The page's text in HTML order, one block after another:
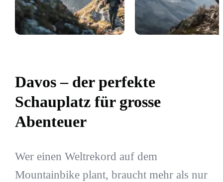
Davos – der perfekte
Schauplatz für grosse
Abenteuer
Wer einen Weltrekord auf dem
Mountainbike plant, braucht mehr als nur